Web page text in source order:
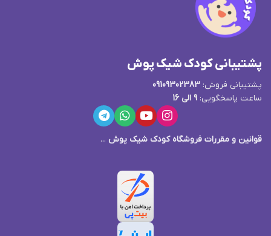
پشتیبانی کودک شیک پوش
پشتیبانی فروش: 09109302383
ساعت پاسخگویی: 9 الی 16
قوانین و مقررات فروشگاه کودک شیک پوش ...